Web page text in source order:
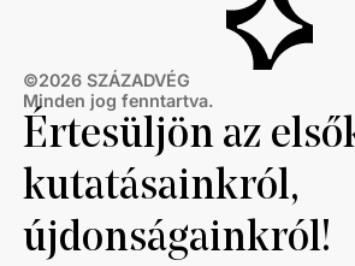
©2026 SZÁZADVÉG
Minden jog fenntartva.
Értesüljön az
kutatásainkról,
újdonságainkról!